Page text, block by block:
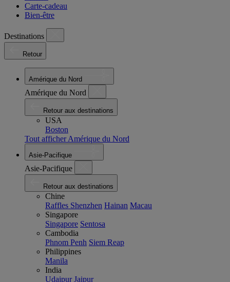
Carte-cadeau
Bien-être
Destinations
Retour
Amérique du Nord
Amérique du Nord
Retour aux destinations
USA
Boston
Tout afficher Amérique du Nord
Asie-Pacifique
Asie-Pacifique
Retour aux destinations
Chine
Raffles Shenzhen Hainan Macau
Singapore
Singapore Sentosa
Cambodia
Phnom Penh Siem Reap
Philippines
Manila
India
Udaipur Jaipur